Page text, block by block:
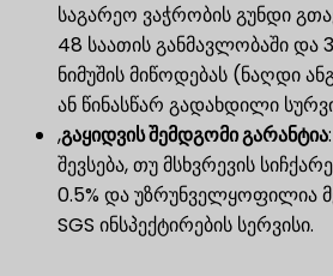
საგარეო ვაჭრობის გუნდი
48 საათის განმავლობაში და
ნიმუშის მიწოდებას (ნაღდი
ან წინასწარ გადახდილი
,გაყიდვის შემდგომი გარანტია
შევსება, თუ მსხვრევის
0.5% და უზრუნველყოფილია
SGS ინსპექტირების სერვისი.